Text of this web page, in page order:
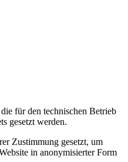
für den technischen Betrieb
gesetzt werden.
Zustimmung gesetzt, um
in anonymisierter Form